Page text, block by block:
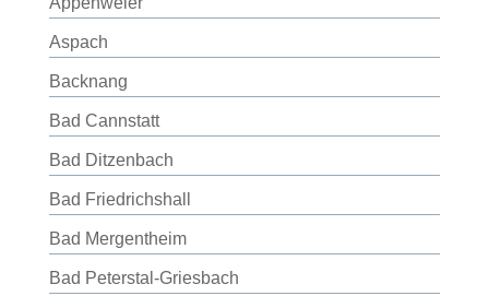
Aspach
Backnang
Bad Cannstatt
Bad Ditzenbach
Bad Friedrichshall
Bad Mergentheim
Bad Peterstal-Griesbach